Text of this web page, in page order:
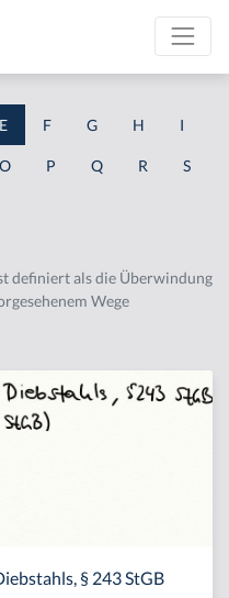
E F G H I
O P Q R S
definiert als die Überwindung
Wege
§ 243 StGB